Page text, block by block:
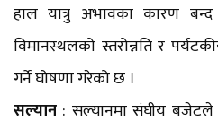
हाल यात्रु अभावका कारण बन्द
विमानस्थलको स्तरोन्नति र
गर्ने घोषणा गरेको छ ।
सल्यान : सल्यानमा संघीय